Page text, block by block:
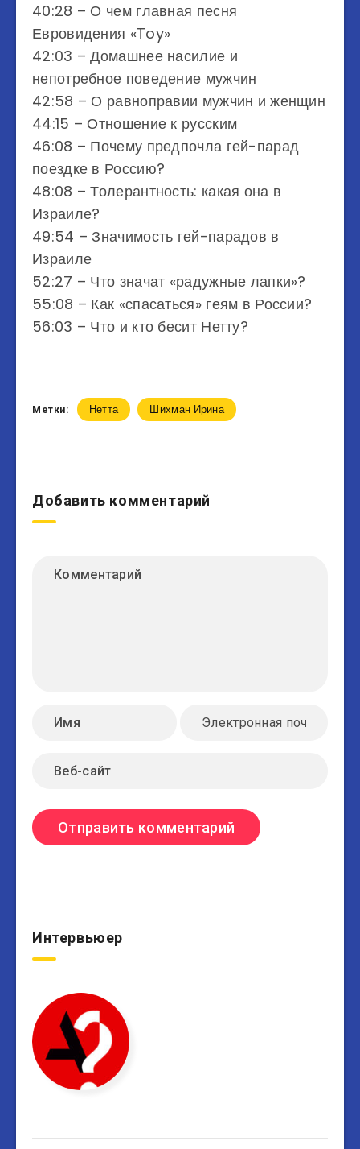
40:28 – О чем главная песня
Евровидения «Toy»
42:03 – Домашнее насилие и
непотребное поведение мужчин
42:58 – О равноправии мужчин и женщин
44:15 – Отношение к русским
46:08 – Почему предпочла гей-парад
поездке в Россию?
48:08 – Толерантность: какая она в
Израиле?
49:54 – Значимость гей-парадов в
Израиле
52:27 – Что значат «радужные лапки»?
55:08 – Как «спасаться» геям в России?
56:03 – Что и кто бесит Нетту?
Метки: Нетта Шихман Ирина
Добавить комментарий
Интервьюер